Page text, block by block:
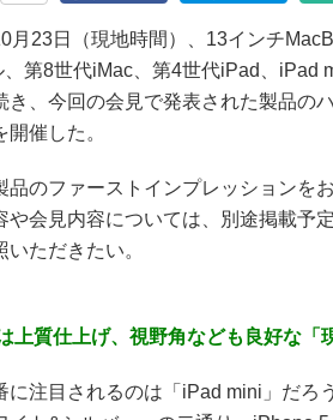
23日（現地時間）、13インチ
、第8世代iMac、第4世代iPad、iPad
き、今回の会見で発表された製品の
催した。
のファーストインプレッションを
や会見内容については、別途掲載予
ただきたい。
上質仕上げ、視野角なども良好な「
注目されるのは「iPad mini」だろ